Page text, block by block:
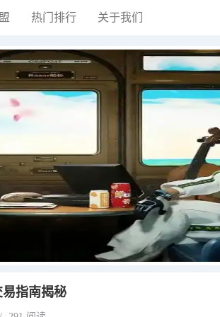
热门排行 关于我们
指南揭秘